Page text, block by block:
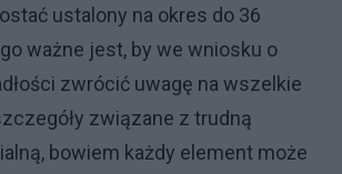
ustalony na okres do 36
ważne jest, by we wniosku o
zwrócić uwagę na wszelkie
związane z trudną
bowiem każdy element może